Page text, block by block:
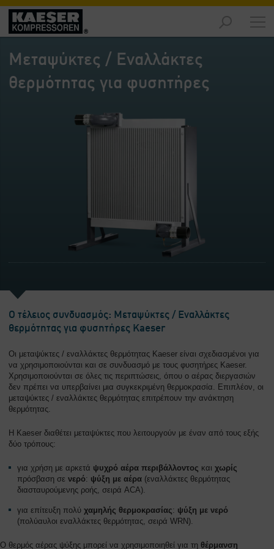
Προϊόντα
-
Επισκόπηση
Λύσεις
Μεταψύκτες / Εναλλάκτες
θερμότητας για φυσητήρες
Ο τέλειος συνδυασμός: Μεταψύκτες / Εναλλάκτες
θερμότητας για φυσητήρες Kaeser
Οι μεταψύκτες / εναλλάκτες θερμότητας Kaeser είναι σχεδιασμένοι για
να χρησιμοποιούνται και σε συνδυασμό με τους φυσητήρες Kaeser.
Χρησιμοποιούνται σε όλες τις περιπτώσεις, όπου ο αέρας διεργασιών
δεν πρέπει να υπερβαίνει μια συγκεκριμένη θερμοκρασία. Επιπλέον, οι
μεταψύκτες / εναλλάκτες θερμότητας επιτρέπουν την ανάκτηση
θερμότητας.
Η Kaeser διαθέτει μεταψύκτες που λειτουργούν με έναν από τους εξής
δύο τρόπους:
για χρήση με αρκετά ψυχρό αέρα περιβάλλοντος και χωρίς
πρόσβαση σε νερό: ψύξη με αέρα (εναλλάκτες θερμότητας
διασταυρούμενης ροής, σειρά ACA).
για επίτευξη πολύ χαμηλής θερμοκρασίας: ψύξη με νερό
(πολύαυλοι εναλλάκτες θερμότητας, σειρά WRN).
Ο θερμός αέρας ψύξης μπορεί να χρησιμοποιηθεί για τη θέρμανση